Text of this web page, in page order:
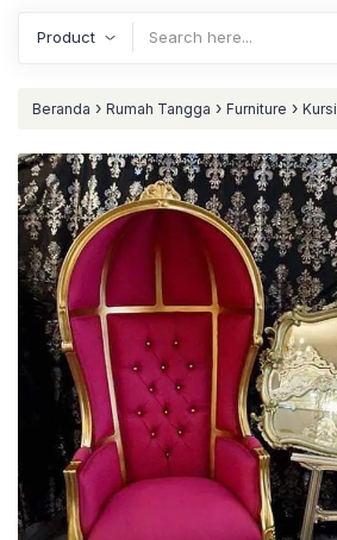
Beranda › Rumah Tangga › Furniture › Kursi